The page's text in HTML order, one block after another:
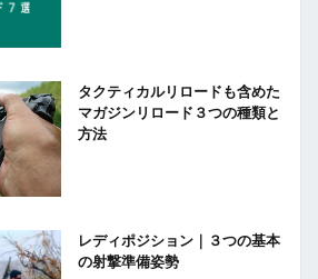
タクティカルリロードも含めた
マガジンリロード３つの種類と
方法
レディポジション｜３つの基本
の射撃準備姿勢